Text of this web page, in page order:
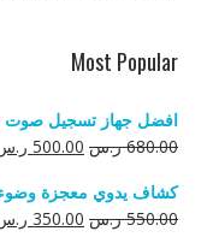
Most Popular
افضل جهاز تسجيل صوت مخفي
680.00 ر.س السعر
هو:
680.00 ر.س.
500.00
كشاف يدوي معجزة وضوء
550.00 ر.س السعر
350.00